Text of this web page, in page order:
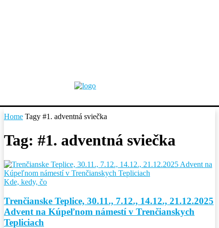
Home Tagy #1. adventná sviečka
Tag: #1. adventná sviečka
Kde, kedy, čo
Trenčianske Teplice, 30.11., 7.12., 14.12., 21.12.2025
Advent na Kúpeľnom námestí v Trenčianskych
Tepliciach